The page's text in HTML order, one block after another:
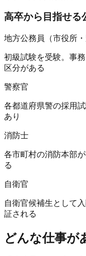
高卒から目指せる
地方公務員（市役所・
初級試験を受験。事
区分がある
警察官
各都道府県警の採用
あり
消防士
各市町村の消防本部
る
自衛官
自衛官候補生として
証される
どんな仕事が